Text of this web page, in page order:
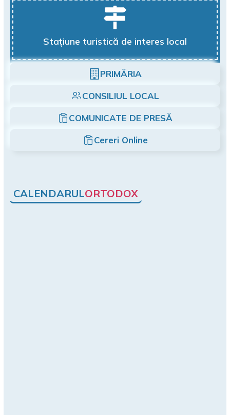
Stațiune turistică de interes local
PRIMĂRIA
CONSILIUL LOCAL
COMUNICATE DE PRESĂ
Cereri Online
CALENDARULORTODOX